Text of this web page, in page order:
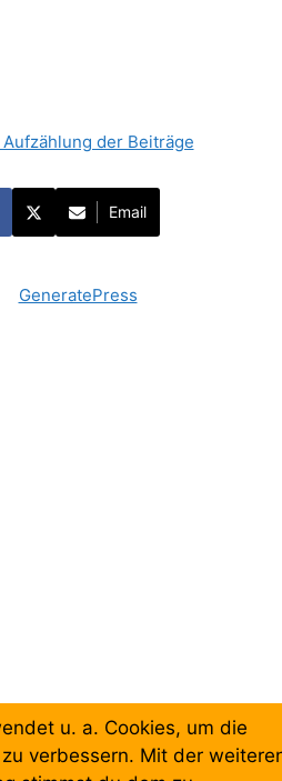
der Beiträge
Email
GeneratePress
u. a. Cookies, um die
verbessern. Mit der